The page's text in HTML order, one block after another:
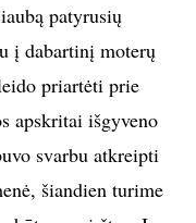
patyrusių
į dabartinį moterų
priartėti prie
apskritai išgyveno
svarbu atkreipti
šiandien turime